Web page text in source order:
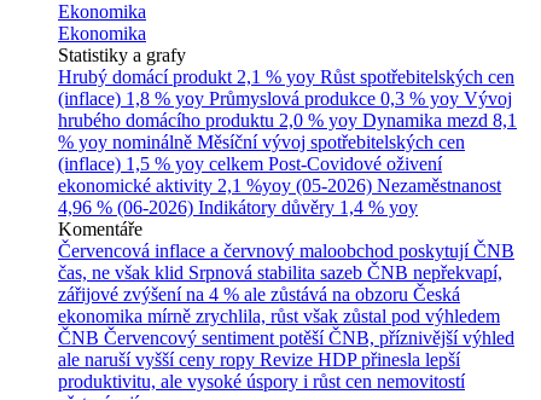
Ekonomika
Ekonomika
Statistiky a grafy
Hrubý domácí produkt 2,1 % yoy Růst spotřebitelských cen
(inflace) 1,8 % yoy Průmyslová produkce 0,3 % yoy Vývoj
hrubého domácího produktu 2,0 % yoy Dynamika mezd 8,1
% yoy nominálně Měsíční vývoj spotřebitelských cen
(inflace) 1,5 % yoy celkem Post-Covidové oživení
ekonomické aktivity 2,1 %yoy (05-2026) Nezaměstnanost
4,96 % (06-2026) Indikátory důvěry 1,4 % yoy
Komentáře
Červencová inflace a červnový maloobchod poskytují ČNB
čas, ne však klid Srpnová stabilita sazeb ČNB nepřekvapí,
zářijové zvýšení na 4 % ale zůstává na obzoru Česká
ekonomika mírně zrychlila, růst však zůstal pod výhledem
ČNB Červencový sentiment potěší ČNB, příznivější výhled
ale naruší vyšší ceny ropy Revize HDP přinesla lepší
produktivitu, ale vysoké úspory i růst cen nemovitostí